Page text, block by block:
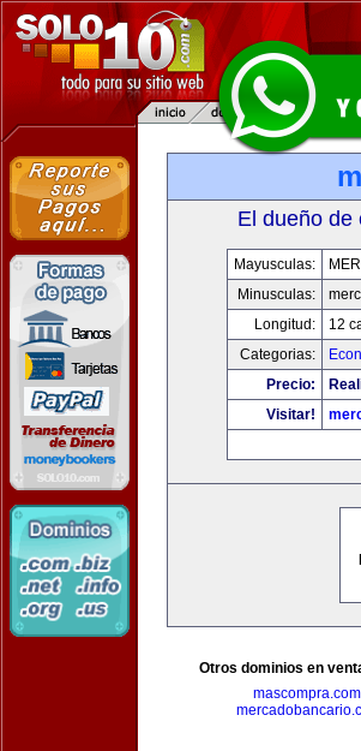
El dueño de
Mayusculas:
Minusculas:
Longitud:
12
Categorias:
Precio:
Visitar!
Otros dominios en
mascompra.com